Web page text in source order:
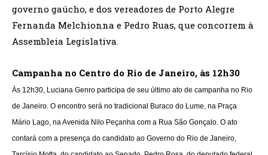
governo gaúcho, e dos vereadores de Porto Alegre
Fernanda Melchionna e Pedro Ruas, que concorrem à
Assembleia Legislativa.
Campanha no Centro do Rio de Janeiro, às 12h30
Às 12h30, Luciana Genro participa de seu último ato de campanha no Rio
de Janeiro. O encontro será no tradicional Buraco do Lume, na Praça
Mário Lago, na Avenida Nilo Peçanha com a Rua São Gonçalo. O ato
contará com a presença do candidato ao Governo do Rio de Janeiro,